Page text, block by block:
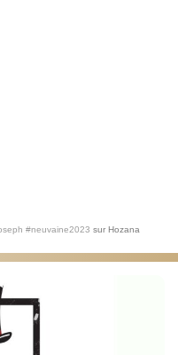
#neuvaine2023 sur Hozana